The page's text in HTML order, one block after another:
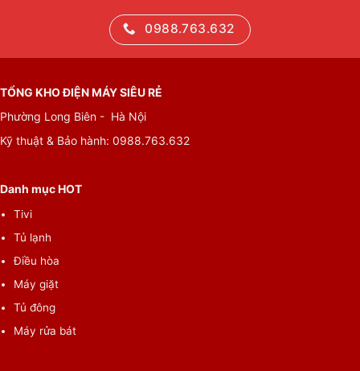
0988.763.632
TỔNG KHO ĐIỆN MÁY SIÊU RẺ
Phường Long Biên - Hà Nội
Kỹ thuật & Bảo hành: 0988.763.632
Danh mục HOT
Tivi
Tủ lạnh
Điều hòa
Máy giặt
Tủ đông
Máy rửa bát